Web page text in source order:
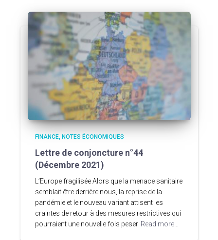
FINANCE NOTES ÉCONOMIQUES
Lettre de conjoncture n°44
(Décembre 2021)
L’Europe fragilisée Alors que la menace sanitaire
semblait être derrière nous, la reprise de la
pandémie et le nouveau variant attisent les
craintes de retour à des mesures restrictives qui
pourraient une nouvelle fois peser Read more…